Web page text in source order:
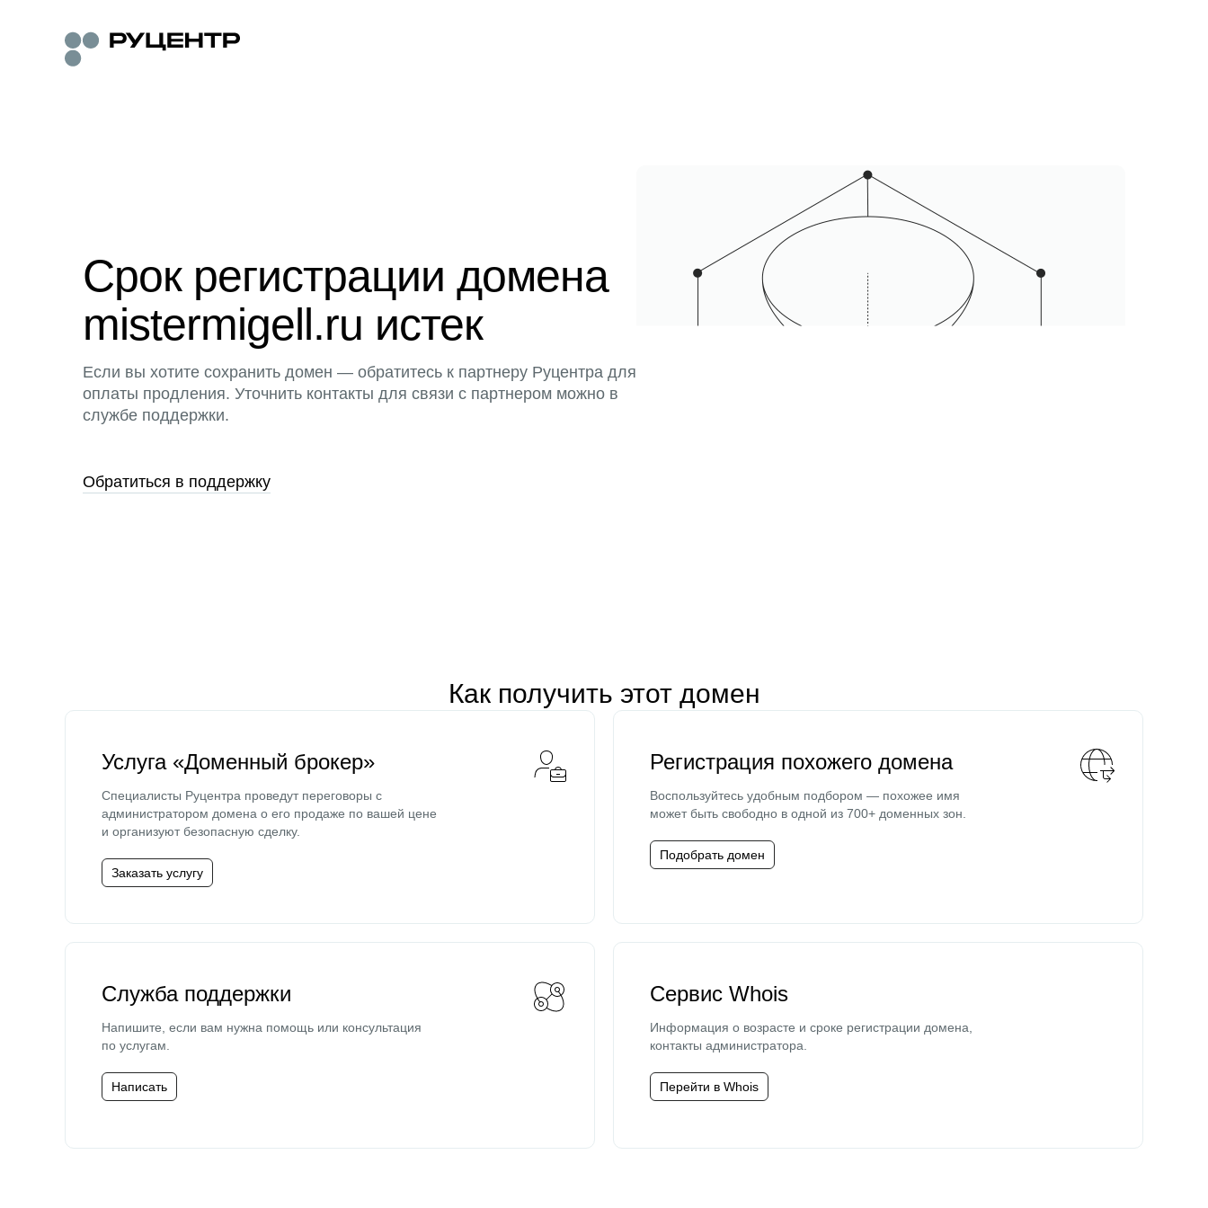
Срок регистрации домена
mistermigell.ru истек
Если вы хотите сохранить домен — обратитесь к партнеру Руцентра для
оплаты продления. Уточнить контакты для связи с партнером можно в
службе поддержки.
Обратиться в поддержку
Как получить этот домен
Услуга «Доменный брокер»
Специалисты Руцентра проведут переговоры с
администратором домена о его продаже по вашей цене
и организуют безопасную сделку.
Заказать услугу
Регистрация похожего домена
Воспользуйтесь удобным подбором — похожее имя
может быть свободно в одной из 700+ доменных зон.
Подобрать домен
Служба поддержки
Напишите, если вам нужна помощь или консультация
по услугам.
Написать
Сервис Whois
Информация о возрасте и сроке регистрации домена,
контакты администратора.
Перейти в Whois